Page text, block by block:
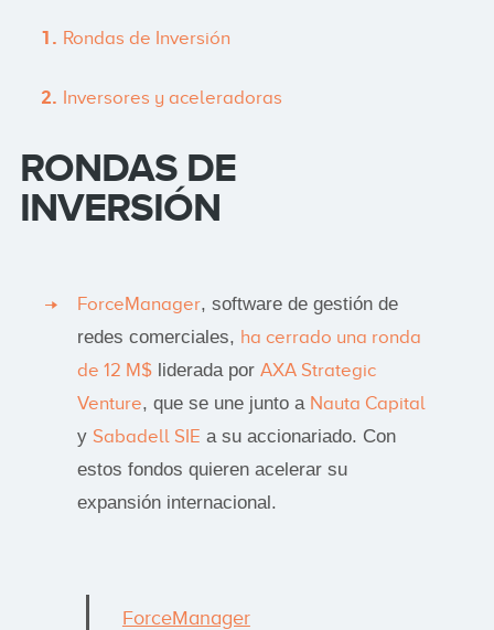
Rondas de Inversión
Inversores y aceleradoras
RONDAS DE
INVERSIÓN
ForceManager, software de gestión de
redes comerciales, ha cerrado una ronda
de 12 M$liderada por AXA Strategic
Venture, que se une junto a Nauta Capital
y Sabadell SIE a su accionariado. Con
estos fondos quieren acelerar su
expansión internacional.
ForceManager